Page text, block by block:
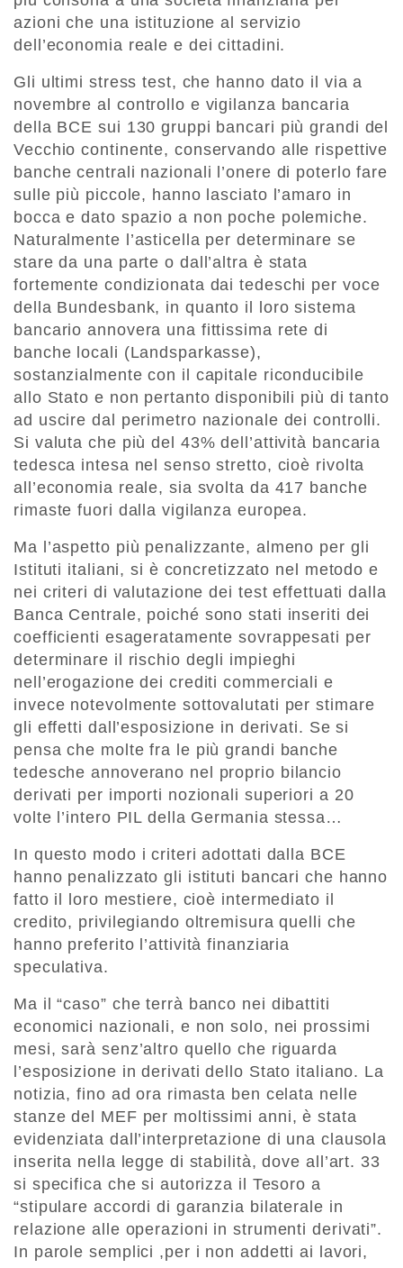
azioni che una istituzione al servizio
dell’economia reale e dei cittadini.
Gli ultimi stress test, che hanno dato il via a
novembre al controllo e vigilanza bancaria
della BCE sui 130 gruppi bancari più grandi del
Vecchio continente, conservando alle rispettive
banche centrali nazionali l’onere di poterlo fare
sulle più piccole, hanno lasciato l’amaro in
bocca e dato spazio a non poche polemiche.
Naturalmente l’asticella per determinare se
stare da una parte o dall’altra è stata
fortemente condizionata dai tedeschi per voce
della Bundesbank, in quanto il loro sistema
bancario annovera una fittissima rete di
banche locali (Landsparkasse),
sostanzialmente con il capitale riconducibile
allo Stato e non pertanto disponibili più di tanto
ad uscire dal perimetro nazionale dei controlli.
Si valuta che più del 43% dell’attività bancaria
tedesca intesa nel senso stretto, cioè rivolta
all’economia reale, sia svolta da 417 banche
rimaste fuori dalla vigilanza europea.
Ma l’aspetto più penalizzante, almeno per gli
Istituti italiani, si è concretizzato nel metodo e
nei criteri di valutazione dei test effettuati dalla
Banca Centrale, poiché sono stati inseriti dei
coefficienti esageratamente sovrappesati per
determinare il rischio degli impieghi
nell’erogazione dei crediti commerciali e
invece notevolmente sottovalutati per stimare
gli effetti dall’esposizione in derivati. Se si
pensa che molte fra le più grandi banche
tedesche annoverano nel proprio bilancio
derivati per importi nozionali superiori a 20
volte l’intero PIL della Germania stessa…
In questo modo i criteri adottati dalla BCE
hanno penalizzato gli istituti bancari che hanno
fatto il loro mestiere, cioè intermediato il
credito, privilegiando oltremisura quelli che
hanno preferito l’attività finanziaria
speculativa.
Ma il “caso” che terrà banco nei dibattiti
economici nazionali, e non solo, nei prossimi
mesi, sarà senz’altro quello che riguarda
l’esposizione in derivati dello Stato italiano. La
notizia, fino ad ora rimasta ben celata nelle
stanze del MEF per moltissimi anni, è stata
evidenziata dall’interpretazione di una clausola
inserita nella legge di stabilità, dove all’art. 33
si specifica che si autorizza il Tesoro a
“stipulare accordi di garanzia bilaterale in
relazione alle operazioni in strumenti derivati”.
In parole semplici ,per i non addetti ai lavori,